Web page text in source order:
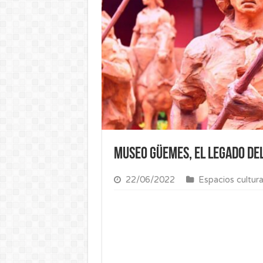
Museo Güemes, el legado
22/06/2022 Espacios